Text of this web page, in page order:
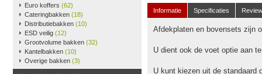
Euro koffers (62)
Cateringbakken (18)
Distributiebakken (10)
ESD veilig (12)
Grootvolume bakken (32)
Kantelbakken (10)
Overige bakken (3)
Informatie Specificaties
Afdekplaten en bovensets zijn
U dient ook de voet optie aan
U kunt kiezen uit de standaard